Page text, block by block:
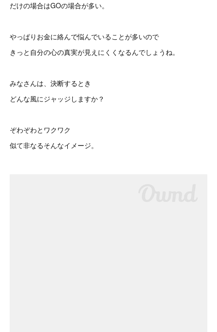
だけの場合はGOの場合が多い。
やっぱりお金に絡んで悩んでいることが多いので
きっと自分の心の真実が見えにくくなるんでしょうね。
みなさんは、決断するとき
どんな風にジャッジしますか？
ぞわぞわとワクワク
似て非なるそんなイメージ。